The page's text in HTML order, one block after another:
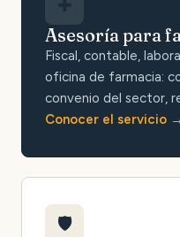
Asesoría para
Fiscal, contable,
oficina de farmacia:
convenio del sector,
Conocer el servicio
🛡️